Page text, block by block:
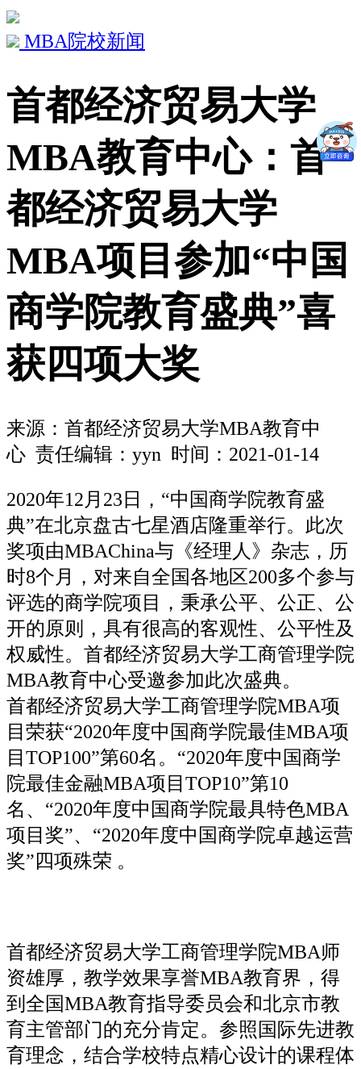
MBA院校新闻
首都经济贸易大学
MBA教育中心：首
都经济贸易大学
MBA项目参加“中国
商学院教育盛典”喜
获四项大奖
来源： 首都经济贸易大学MBA教育中
心 责任编辑：yyn 时间：2021-01-14
2020年12月23日，“中国商学院教育盛
典”在北京盘古七星酒店隆重举行。此次
奖项由MBAChina与《经理人》杂志，历
时8个月，对来自全国各地区200多个参与
评选的商学院项目，秉承公平、公正、公
开的原则，具有很高的客观性、公平性及
权威性。首都经济贸易大学工商管理学院
MBA教育中心受邀参加此次盛典。
首都经济贸易大学工商管理学院MBA项
目荣获“2020年度中国商学院最佳MBA项
目TOP100”第60名。“2020年度中国商学
院最佳金融MBA项目TOP10”第10
名、“2020年度中国商学院最具特色MBA
项目奖”、“2020年度中国商学院卓越运营
奖”四项殊荣 。
首都经济贸易大学工商管理学院MBA师
资雄厚，教学效果享誉MBA教育界，得
到全国MBA教育指导委员会和北京市教
育主管部门的充分肯定。参照国际先进教
育理念，结合学校特点精心设计的课程体